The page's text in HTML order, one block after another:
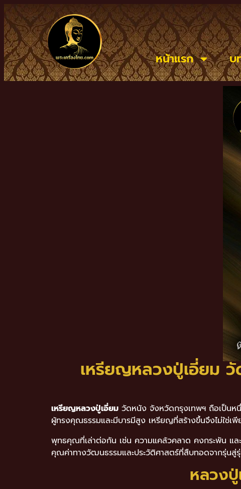
หน้าแรก บ
เหรียญหลวงปู่เอี่ยม วั
เหรียญหลวงปู่เอี่ยม วัดหนัง จังหวัดกรุงเทพฯ ถือเป็นห
ผู้ทรงคุณธรรมและมีบารมีสูง เหรียญที่สร้างขึ้นจึงไม่ใช่
พุทธคุณที่เล่าต่อกัน เช่น ความแคล้วคลาด คงกระพัน แล
คุณค่าทางวัฒนธรรมและประวัติศาสตร์ที่สืบทอดจากรุ่นสู่
หลวง